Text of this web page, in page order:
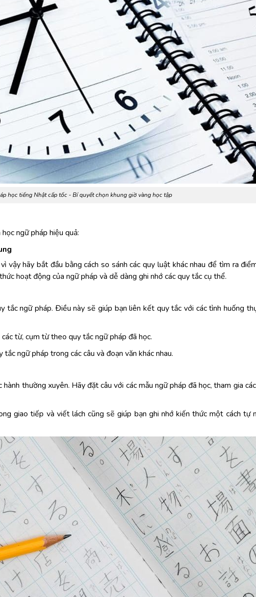
học tiếng Nhật cấp tốc - Bí quyết chọn khung giờ vàng học tập
ngữ pháp hiệu quả:
vậy hãy bắt đầu bằng cách so sánh các quy luật khác nhau để tìm ra
hoạt động của ngữ pháp và dễ dàng ghi nhớ các quy tắc cụ thể.
tắc ngữ pháp. Điều này sẽ giúp bạn liên kết quy tắc với các tình huống
từ, cụm từ theo quy tắc ngữ pháp đã học.
ngữ pháp trong các câu và đoạn văn khác nhau.
thường xuyên. Hãy đặt câu với các mẫu ngữ pháp đã học, tham gia
giao tiếp và viết lách cũng sẽ giúp bạn ghi nhớ kiến thức một cách tự